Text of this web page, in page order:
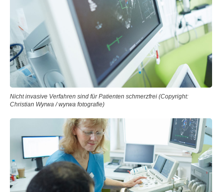
Nicht invasive Verfahren sind für Patienten schmerzfrei (Copyright:
Christian Wyrwa / wyrwa fotografie)